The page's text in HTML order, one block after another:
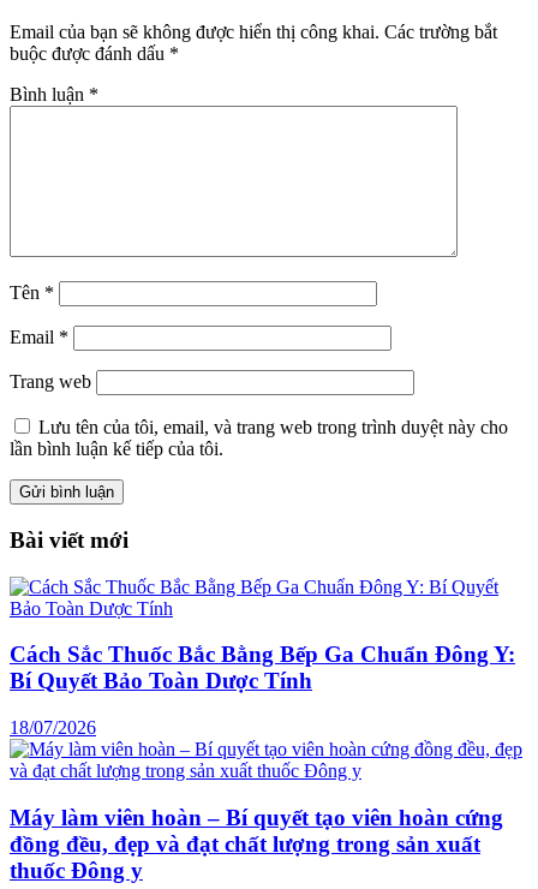
Email của bạn sẽ không được hiển thị công khai. Các trường bắt
buộc được đánh dấu *
Bình luận *
Tên *
Email *
Trang web
Lưu tên của tôi, email, và trang web trong trình duyệt này cho
lần bình luận kế tiếp của tôi.
Bài viết mới
Cách Sắc Thuốc Bắc Bằng Bếp Ga Chuẩn Đông Y:
Bí Quyết Bảo Toàn Dược Tính
18/07/2026
Máy làm viên hoàn – Bí quyết tạo viên hoàn cứng
đồng đều, đẹp và đạt chất lượng trong sản xuất
thuốc Đông y